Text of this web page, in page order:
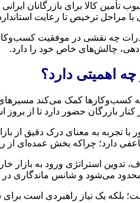
تأمین کالا برای بازرگانان
با مراحل ترخیص تا رعایت
چه نقشی در موفقیت
چالش‌های خاص خود را دارد.
اهمیتی دارد؟
کمک می‌کند مسیرهای
بازرگان حضور دارد تا از بروز
تجربه به معنای درک دقیق از
دارد؛ چراکه بخش عمده‌ای از
تدوین استراتژی ورود به بازار
محدود می‌شود و شانس ماندگاری
بلکه یک نیاز راهبردی است